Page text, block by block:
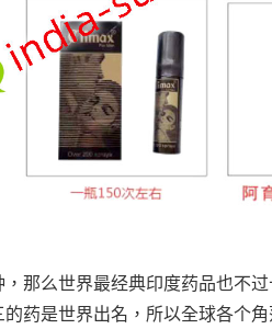
那么世界最经典印度药品也不
药是世界出名，所以全球各个